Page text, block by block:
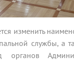
изменить
службы, а
органов